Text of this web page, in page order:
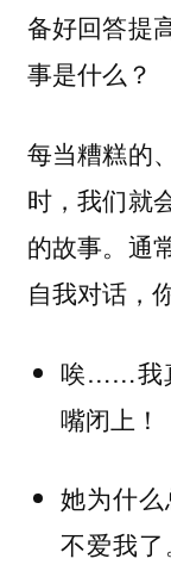
备好回答提
事是什么？
每当糟糕的
时，我们就
的故事。通
自我对话，
唉……我
嘴闭上！
她为什
不爱我